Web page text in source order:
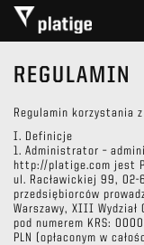
REGULAMIN
Regulamin korzystania
I. Definicje
1. Administrator –
http://platige.com jest
ul. Racławickiej 99, 02-
przedsiębiorców
Warszawy, XIII Wydział
pod numerem KRS:
PLN (opłaconym w